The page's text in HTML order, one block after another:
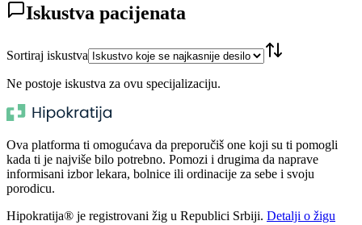
Iskustva pacijenata
Sortiraj iskustva
Ne postoje iskustva za ovu specijalizaciju.
Ova platforma ti omogućava da preporučiš one koji su ti pomogli
kada ti je najviše bilo potrebno. Pomozi i drugima da naprave
informisani izbor lekara, bolnice ili ordinacije za sebe i svoju
porodicu.
Hipokratija® je registrovani žig u Republici Srbiji. Detalji o žigu